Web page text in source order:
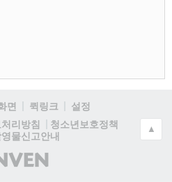
면 퀵링크
설정
리방침
청소년보호정책
물신고안내
(주)
인
▲